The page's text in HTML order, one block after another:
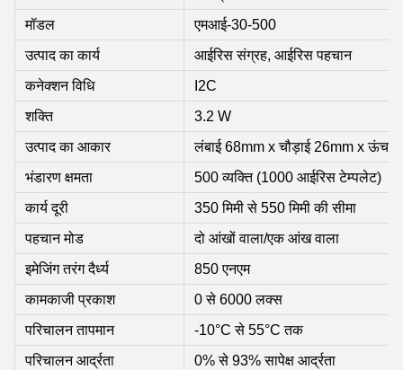
मॉडल
एमआई-30-500
उत्पाद का कार्य
आईरिस संग्रह, आईरिस पहचान
कनेक्शन विधि
I2C
शक्ति
3.2 W
उत्पाद का आकार
लंबाई 68mm x चौड़ाई 26mm x
भंडारण क्षमता
500 व्यक्ति (1000 आईरिस टेम्पलेट)
कार्य दूरी
350 मिमी से 550 मिमी की सीमा
पहचान मोड
दो आंखों वाला/एक आंख वाला
इमेजिंग तरंग दैर्ध्य
850 एनएम
कामकाजी प्रकाश
0 से 6000 लक्स
परिचालन तापमान
-10°C से 55°C तक
परिचालन आर्द्रता
0% से 93% सापेक्ष आर्द्रता